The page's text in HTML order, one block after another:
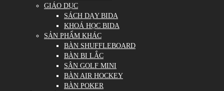
GIÁO DỤC
SÁCH DẠY BIDA
KHOÁ HỌC BIDA
SẢN PHẨM KHÁC
BÀN SHUFFLEBOARD
BÀN BI LẮC
SÂN GOLF MINI
BÀN AIR HOCKEY
BÀN POKER